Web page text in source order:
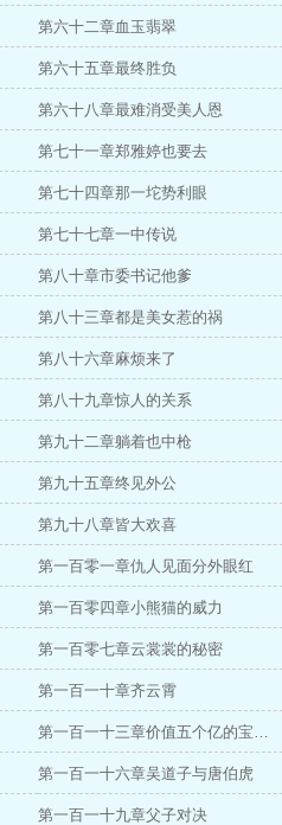
第六十二章血玉翡翠
第六十五章最终胜负
第六十八章最难消受美人恩
第七十一章郑雅婷也要去
第七十四章那一坨势利眼
第七十七章一中传说
第八十章市委书记他爹
第八十三章都是美女惹的祸
第八十六章麻烦来了
第八十九章惊人的关系
第九十二章躺着也中枪
第九十五章终见外公
第九十八章皆大欢喜
第一百零一章仇人见面分外眼红
第一百零四章小熊猫的威力
第一百零七章云裳裳的秘密
第一百一十章齐云霄
第一百一十三章价值五个亿的宝…
第一百一十六章吴道子与唐伯虎
第一百一十九章父子对决